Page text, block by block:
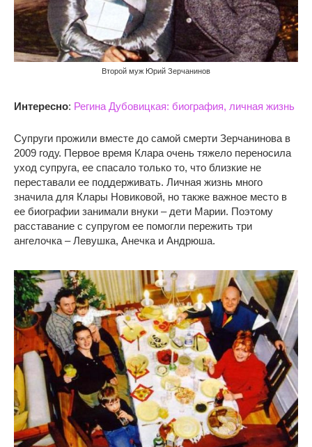
Второй муж Юрий Зерчанинов
Интересно: Регина Дубовицкая: биография, личная жизнь
Супруги прожили вместе до самой смерти Зерчанинова в
2009 году. Первое время Клара очень тяжело переносила
уход супруга, ее спасало только то, что близкие не
переставали ее поддерживать. Личная жизнь много
значила для Клары Новиковой, но также важное место в
ее биографии занимали внуки – дети Марии. Поэтому
расставание с супругом ее помогли пережить три
ангелочка – Левушка, Анечка и Андрюша.